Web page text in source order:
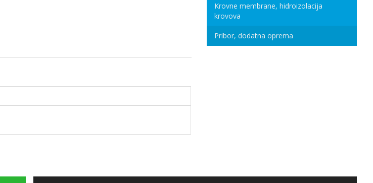
Krovne membrane, hidroizolacija
krovova
Pribor, dodatna oprema